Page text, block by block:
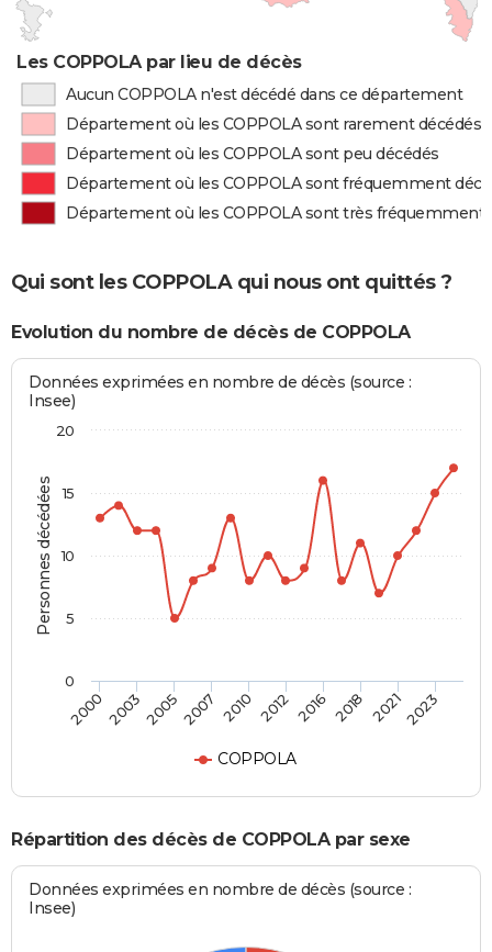
Les COPPOLA par lieu de décès
Aucun COPPOLA n'est décédé dans ce département
Département où les COPPOLA sont rarement décédés
Département où les COPPOLA sont peu décédés
Département où les COPPOLA sont fréquemment
Département où les COPPOLA sont très fréquemment
Qui sont les COPPOLA qui nous ont quittés ?
Evolution du nombre de décès de COPPOLA
Personnes décédées
Données exprimées en nombre de décès (source :
Insee)
COPPOLA
2000200320052007 2010 2012 2016 2018 20212023
0
5
10
15
20
Répartition des décès de COPPOLA par sexe
Données exprimées en nombre de décès (source :
Insee)